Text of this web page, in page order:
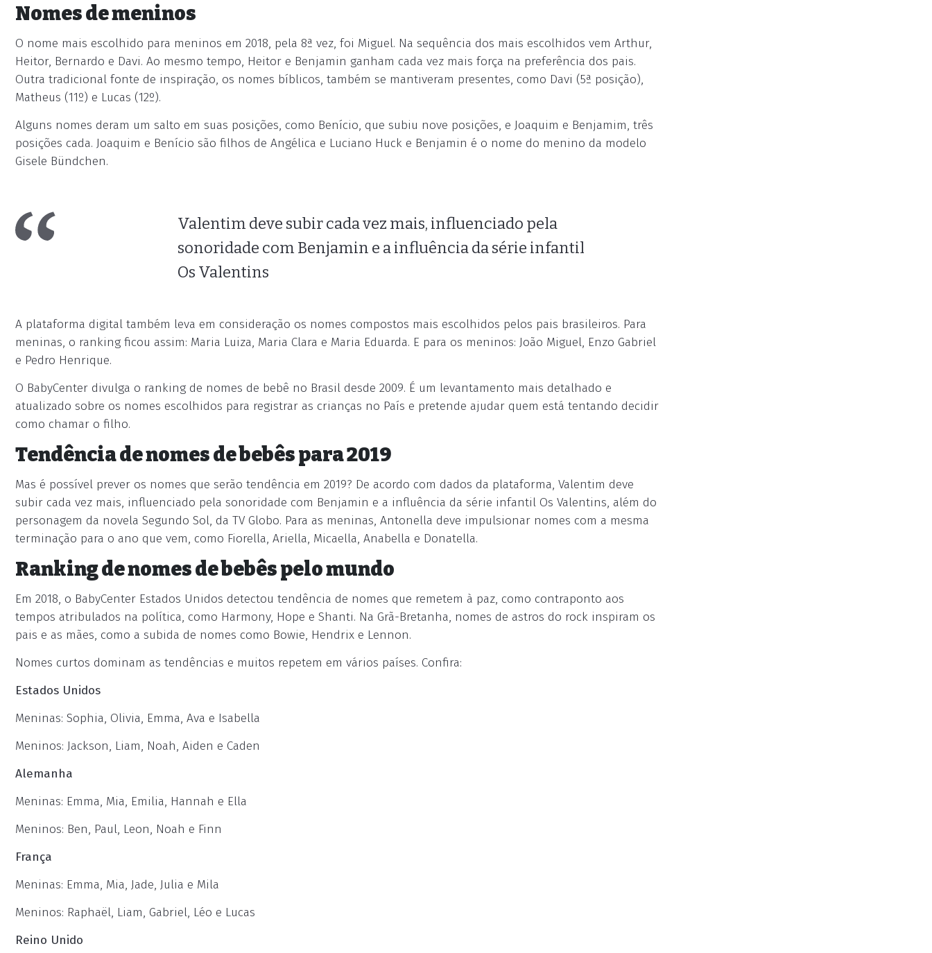
Nomes de meninos
O nome mais escolhido para meninos em 2018, pela 8ª vez, foi Miguel. Na sequência dos mais escolhidos vem Arthur,
Heitor, Bernardo e Davi. Ao mesmo tempo, Heitor e Benjamin ganham cada vez mais força na preferência dos pais.
Outra tradicional fonte de inspiração, os nomes bíblicos, também se mantiveram presentes, como Davi (5ª posição),
Matheus (11º) e Lucas (12º).
Alguns nomes deram um salto em suas posições, como Benício, que subiu nove posições, e Joaquim e Benjamim, três
posições cada. Joaquim e Benício são filhos de Angélica e Luciano Huck e Benjamin é o nome do menino da modelo
Gisele Bündchen.
Valentim deve subir cada vez mais, influenciado pela
sonoridade com Benjamin e a influência da série infantil
Os Valentins
A plataforma digital também leva em consideração os nomes compostos mais escolhidos pelos pais brasileiros. Para
meninas, o ranking ficou assim: Maria Luiza, Maria Clara e Maria Eduarda. E para os meninos: João Miguel, Enzo Gabriel
e Pedro Henrique.
O BabyCenter divulga o ranking de nomes de bebê no Brasil desde 2009. É um levantamento mais detalhado e
atualizado sobre os nomes escolhidos para registrar as crianças no País e pretende ajudar quem está tentando decidir
como chamar o filho.
Tendência de nomes de bebês para 2019
Mas é possível prever os nomes que serão tendência em 2019? De acordo com dados da plataforma, Valentim deve
subir cada vez mais, influenciado pela sonoridade com Benjamin e a influência da série infantil Os Valentins, além do
personagem da novela Segundo Sol, da TV Globo. Para as meninas, Antonella deve impulsionar nomes com a mesma
terminação para o ano que vem, como Fiorella, Ariella, Micaella, Anabella e Donatella.
Ranking de nomes de bebês pelo mundo
Em 2018, o BabyCenter Estados Unidos detectou tendência de nomes que remetem à paz, como contraponto aos
tempos atribulados na política, como Harmony, Hope e Shanti. Na Grã-Bretanha, nomes de astros do rock inspiram os
pais e as mães, como a subida de nomes como Bowie, Hendrix e Lennon.
Nomes curtos dominam as tendências e muitos repetem em vários países. Confira:
Estados Unidos
Meninas: Sophia, Olivia, Emma, Ava e Isabella
Meninos: Jackson, Liam, Noah, Aiden e Caden
Alemanha
Meninas: Emma, Mia, Emilia, Hannah e Ella
Meninos: Ben, Paul, Leon, Noah e Finn
França
Meninas: Emma, Mia, Jade, Julia e Mila
Meninos: Raphaël, Liam, Gabriel, Léo e Lucas
Reino Unido